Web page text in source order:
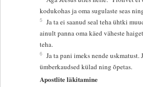
kodukohas ja oma sugulaste seas
5 Ja ta ei saanud seal teha ühtki
ainult panna oma käed väheste
teha.
6 Ja ta pani imeks nende uskmatust.
ümberkaudsed külad ning õpetas.
Apostlite läkitamine